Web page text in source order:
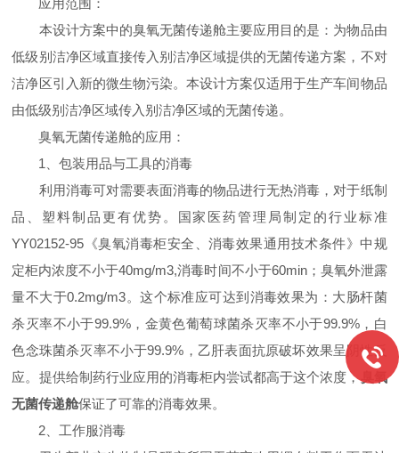
应用范围：
本设计方案中的臭氧无菌传递舱主要应用目的是：为物品由
低级别洁净区域直接传入别洁净区域提供的无菌传递方案，不对
洁净区引入新的微生物污染。本设计方案仅适用于生产车间物品
由低级别洁净区域传入别洁净区域的无菌传递。
臭氧无菌传递舱的应用：
1、包装用品与工具的消毒
利用消毒可对需要表面消毒的物品进行无热消毒，对于纸制
品、塑料制品更有优势。国家医药管理局制定的行业标准
YY02152-95《臭氧消毒柜安全、消毒效果通用技术条件》中规
定柜内浓度不小于40mg/m3,消毒时间不小于60min；臭氧外泄露
量不大于0.2mg/m3。这个标准应可达到消毒效果为：大肠杆菌
杀灭率不小于99.9%，金黄色葡萄球菌杀灭率不小于99.9%，白
色念珠菌杀灭率不小于99.9%，乙肝表面抗原破坏效果呈阴性反
应。提供给制药行业应用的消毒柜内尝试都高于这个浓度，臭氧
无菌传递舱保证了可靠的消毒效果。
2、工作服消毒